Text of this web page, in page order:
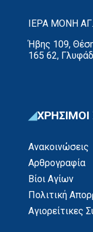
ΙΕΡΑ ΜΟΝΗ
Ήβης 109,
165 62,
Ανακοινώσεις
Αρθρογραφία
Βίοι Αγίων
Πολιτική
Αγιορείτικες